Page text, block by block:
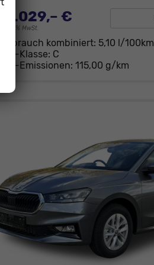
18.029,– €
incl. 19% MwSt.
Verbrauch kombiniert: 5,10 l/100km
-Klasse: C
-Emissionen: 115,00 g/km